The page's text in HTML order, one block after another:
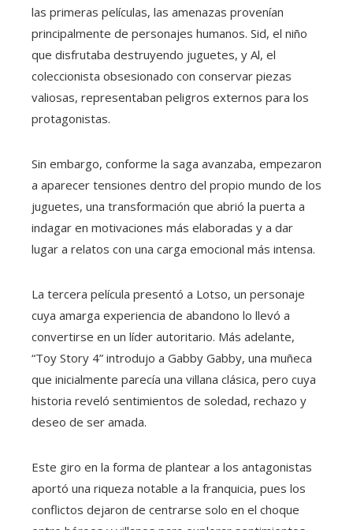
las primeras películas, las amenazas provenían
principalmente de personajes humanos. Sid, el niño
que disfrutaba destruyendo juguetes, y Al, el
coleccionista obsesionado con conservar piezas
valiosas, representaban peligros externos para los
protagonistas.
Sin embargo, conforme la saga avanzaba, empezaron
a aparecer tensiones dentro del propio mundo de los
juguetes, una transformación que abrió la puerta a
indagar en motivaciones más elaboradas y a dar
lugar a relatos con una carga emocional más intensa.
La tercera película presentó a Lotso, un personaje
cuya amarga experiencia de abandono lo llevó a
convertirse en un líder autoritario. Más adelante,
“Toy Story 4” introdujo a Gabby Gabby, una muñeca
que inicialmente parecía una villana clásica, pero cuya
historia reveló sentimientos de soledad, rechazo y
deseo de ser amada.
Este giro en la forma de plantear a los antagonistas
aportó una riqueza notable a la franquicia, pues los
conflictos dejaron de centrarse solo en el choque